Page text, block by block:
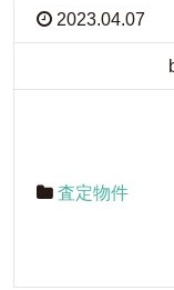
2023.04.07
査定物件